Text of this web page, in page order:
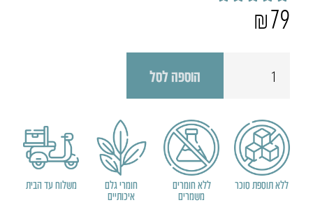
דורג5.00
₪79
תרסיס
לאחר
לידה
הוספה לסל
ללא תוספת סוכר
ללא חומרים
משמרים
חומרי גלם
איכותיים
משלוח עד הבית